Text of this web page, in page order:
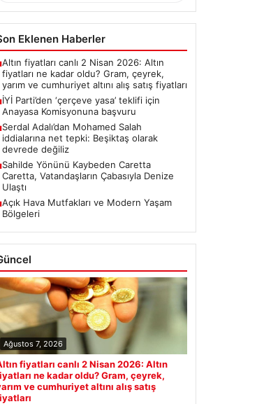
Eklenen Haberler
Altın fiyatları canlı 2 Nisan 2026: Altın
fiyatları ne kadar oldu? Gram, çeyrek,
yarım ve cumhuriyet altını alış satış fiyatları
İYİ Parti’den ‘çerçeve yasa’ teklifi için
Anayasa Komisyonuna başvuru
Serdal Adalı’dan Mohamed Salah
iddialarına net tepki: Beşiktaş olarak
devrede değiliz
Sahilde Yönünü Kaybeden Caretta
Caretta, Vatandaşların Çabasıyla Denize
Ulaştı
Açık Hava Mutfakları ve Modern Yaşam
Bölgeleri
Ağustos 7, 2026
fiyatları canlı 2 Nisan 2026: Altın
ne kadar oldu? Gram, çeyrek,
ve cumhuriyet altını alış satış